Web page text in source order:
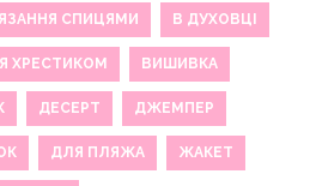
СПИЦЯМИ В ДУХОВЦІ
ХРЕСТИКОМ ВИШИВКА
ДЕСЕРТ ДЖЕМПЕР
ДЛЯ ПЛЯЖА ЖАКЕТ